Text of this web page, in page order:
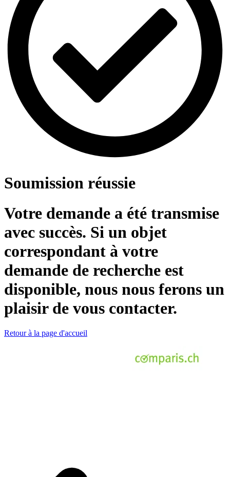
Soumission réussie
Votre demande a été transmise
avec succès. Si un objet
correspondant à votre
demande de recherche est
disponible, nous nous ferons un
plaisir de vous contacter.
Retour à la page d'accueil